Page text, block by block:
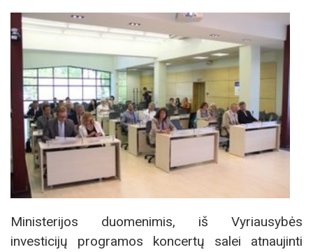
Ministerijos duomenimis, iš Vyriausybės
investicijų programos koncertų salei atnaujinti